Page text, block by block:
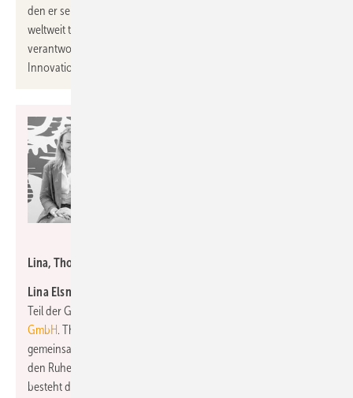
den er seit 2001 in unterschiedlichen Führungsfunktionen
weltweit tätig war, unter anderem in Japan und China. Zuletzt
verantwortete er als Senior Vice President die globale
Innovationsstrategie der Schaeffler Gruppe in Herzogenaurach.
Lina, Thomas, Jutta und Bastian Elsner (v.l.).
Lina Elsner
Teil der Geschäftsführung der
GmbH. Thomas Elsner, der die Geschäftsleitung bisher
gemeinsam mit seiner Frau Jutta innehatte, verabschiedet sich in
den Ruhestand, steht aber weiterhin beratend zur Seite. Damit
besteht die neue Geschäftsführung nun aus Jutta, Lina und